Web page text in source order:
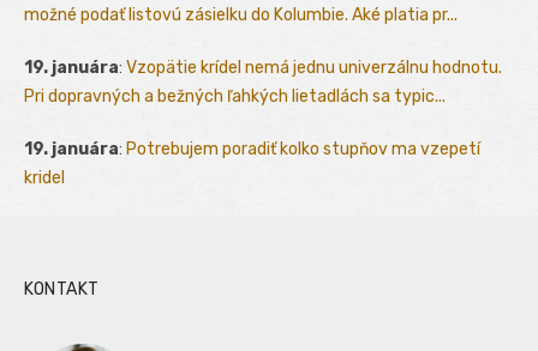
možné podať listovú zásielku do Kolumbie. Aké platia pr...
19. januára: Vzopätie krídel nemá jednu univerzálnu hodnotu.
Pri dopravných a bežných ľahkých lietadlách sa typic...
19. januára: Potrebujem poradiť kolko stupňov ma vzepetí
kridel
KONTAKT